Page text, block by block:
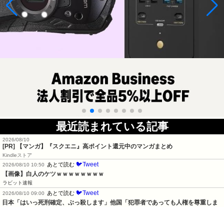
最近読まれている記事
2026/08/10
[PR] 【マンガ】『スクエニ』高ポイント還元中のマンガまとめ
Kindleストア
2026/08/10 10:50
あとで読む 🐦Tweet
【画像】白人のケツｗｗｗｗｗｗｗｗ
ラビット速報
2026/08/10 09:00
あとで読む 🐦Tweet
日本「はいっ死刑確定、ぶっ殺します」他国「犯罪者であっても人権を尊重しま